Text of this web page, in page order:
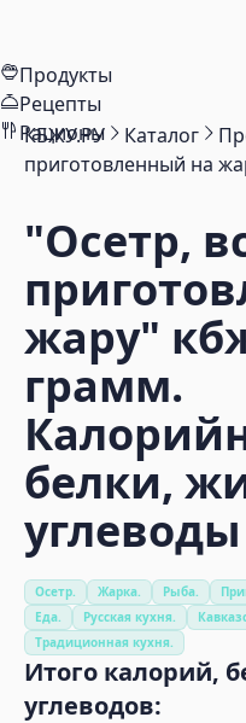
Продукты
Рецепты
Рационы
КБЖУ.РУ Каталог
приготовленный на
"Осетр,
жару"
грамм.
белки,
углеводы
Осетр. Жарка. Рыба.
Еда.
Русская кухня.
Традиционная кухня.
Итого калорий,
углеводов: